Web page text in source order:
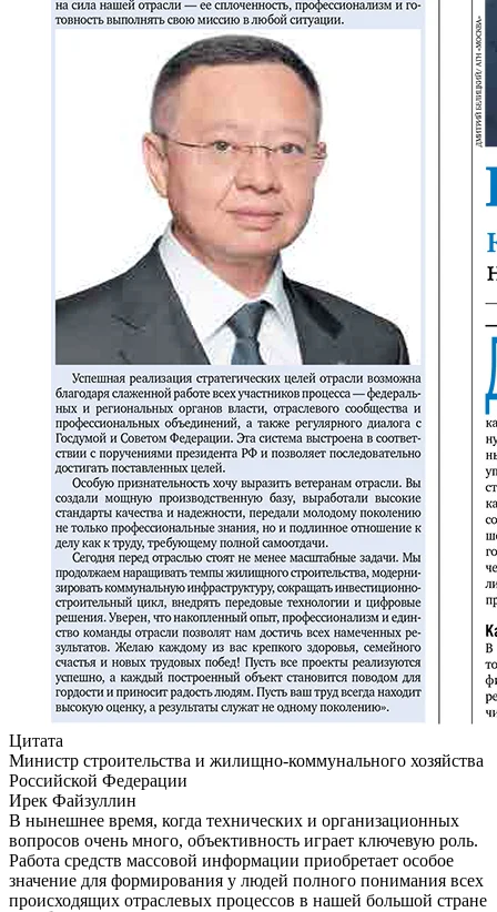
Цитата
Министр строительства и жилищно-коммунального хозяйства
Российской Федерации
Ирек Файзуллин
В нынешнее время, когда технических и организационных
вопросов очень много, объективность играет ключевую роль.
Работа средств массовой информации приобретает особое
значение для формирования у людей полного понимания всех
происходящих отраслевых процессов в нашей большой стране